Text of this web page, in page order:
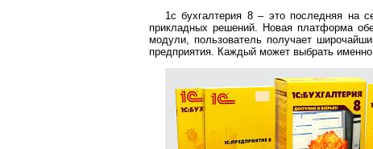
1с бухгалтерия 8 – это последняя на
прикладных решений. Новая платформа
модули, пользователь получает
предприятия. Каждый может выбрать